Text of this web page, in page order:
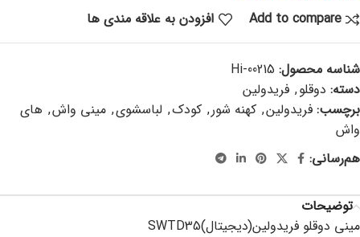
Add to compare
افزودن به علاقه مندی ها
شناسه محصول: Hi-00215
دسته: دوقلو, فریدولین
برچسب: فریدولین, کهنه شور, کودک, لباسشوی, مینی واش, های
واش
هم‌رسانی:
توضیحات
مینی دوقلو فریدولین(دیجیتال)SWTD35